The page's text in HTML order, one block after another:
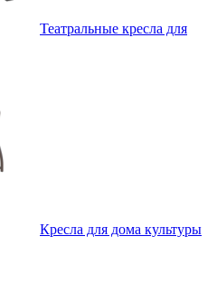
Театральные кресла для
Кресла для дома культуры